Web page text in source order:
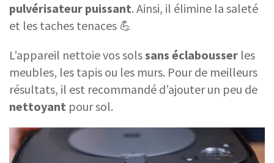
pulvérisateur puissant. Ainsi, il élimine la saleté
et les taches tenaces 💪
L’appareil nettoie vos solssans éclabousser les
meubles, les tapis ou les murs. Pour de meilleurs
résultats, il est recommandé d’ajouter un peu de
nettoyant pour sol.